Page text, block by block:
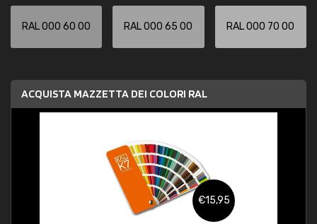
RAL 000 60 00 RAL 000 65 00 RAL 000 70 00
ACQUISTA MAZZETTA DEI COLORI RAL
€15,95